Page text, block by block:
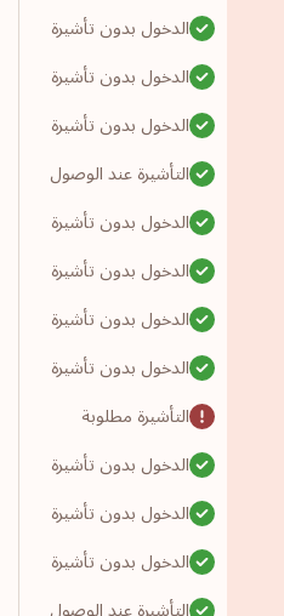
الدخول بدون تأشيرة
الدخول بدون تأشيرة
الدخول بدون تأشيرة
التأشيرة عند الوصول
الدخول بدون تأشيرة
الدخول بدون تأشيرة
الدخول بدون تأشيرة
الدخول بدون تأشيرة
التأشيرة مطلوبة
الدخول بدون تأشيرة
الدخول بدون تأشيرة
الدخول بدون تأشيرة